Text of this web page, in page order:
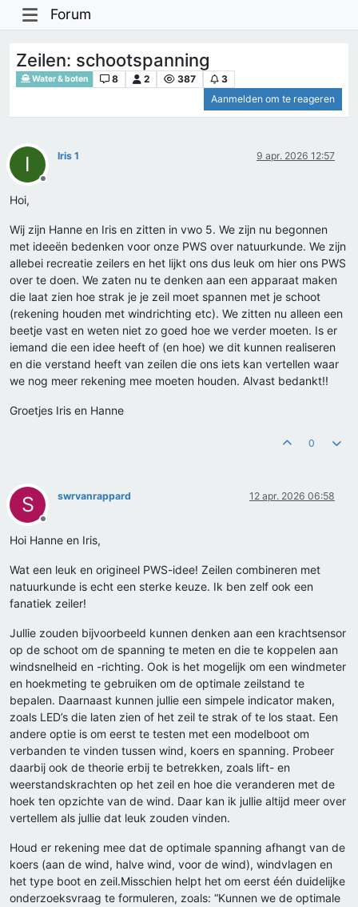
Forum
Zeilen: schootspanning
Water & boten 8 2 387
3
Aanmelden om te reageren
I
Offline
Iris 1 9 apr. 2026 12:57
Hoi,
Wij zijn Hanne en Iris en zitten in vwo 5. We zijn nu begonnen
met ideeën bedenken voor onze PWS over natuurkunde. We zijn
allebei recreatie zeilers en het lijkt ons dus leuk om hier ons PWS
over te doen. We zaten nu te denken aan een apparaat maken
die laat zien hoe strak je je zeil moet spannen met je schoot
(rekening houden met windrichting etc). We zitten nu alleen een
beetje vast en weten niet zo goed hoe we verder moeten. Is er
iemand die een idee heeft of (en hoe) we dit kunnen realiseren
en die verstand heeft van zeilen die ons iets kan vertellen waar
we nog meer rekening mee moeten houden. Alvast bedankt!!
Groetjes Iris en Hanne
0
S
Offline
swrvanrappard 12 apr. 2026 06:58
Hoi Hanne en Iris,
Wat een leuk en origineel PWS-idee! Zeilen combineren met
natuurkunde is echt een sterke keuze. Ik ben zelf ook een
fanatiek zeiler!
Jullie zouden bijvoorbeeld kunnen denken aan een krachtsensor
op de schoot om de spanning te meten en die te koppelen aan
windsnelheid en -richting. Ook is het mogelijk om een windmeter
en hoekmeting te gebruiken om de optimale zeilstand te
bepalen. Daarnaast kunnen jullie een simpele indicator maken,
zoals LED’s die laten zien of het zeil te strak of te los staat. Een
andere optie is om eerst te testen met een modelboot om
verbanden te vinden tussen wind, koers en spanning. Probeer
daarbij ook de theorie erbij te betrekken, zoals lift- en
weerstandskrachten op het zeil en hoe die veranderen met de
hoek ten opzichte van de wind. Daar kan ik jullie altijd meer over
vertellem als jullie dat leuk zouden vinden.
Houd er rekening mee dat de optimale spanning afhangt van de
koers (aan de wind, halve wind, voor de wind), windvlagen en
het type boot en zeil.Misschien helpt het om eerst één duidelijke
onderzoeksvraag te formuleren, zoals: “Kunnen we de optimale